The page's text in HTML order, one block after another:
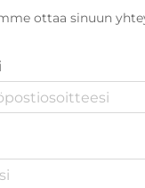
ottaa sinuun